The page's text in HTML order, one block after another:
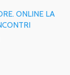
ONLINE LA